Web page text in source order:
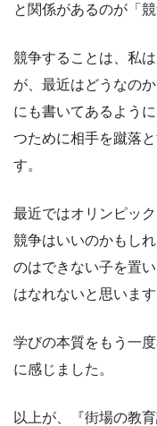
と関係があるのが「
競争することは、私
が、最近はどうなの
にも書いてあるよう
つために相手を蹴落
す。
最近ではオリンピッ
競争はいいのかもし
のはできない子を置
はなれないと思います
学びの本質をもう一
に感じました。
以上が、『街場の教